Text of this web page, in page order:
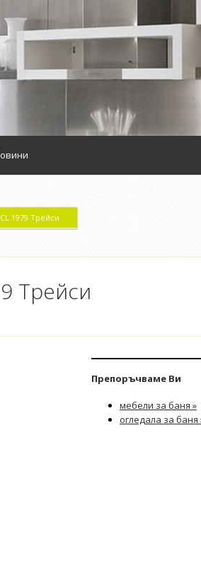
1979 Трейси
Трейси
Препоръчваме Ви
мебели за баня »
огледала за баня